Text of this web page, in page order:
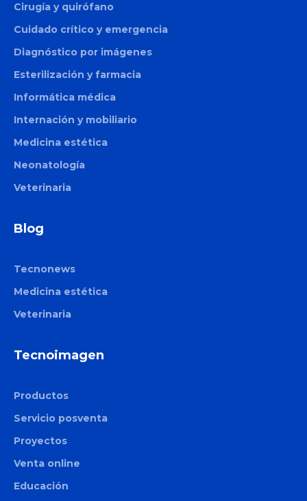
Cirugía y quirófano
Cuidado crítico y emergencia
Diagnóstico por imágenes
Esterilización y farmacia
Informática médica
Internación y mobiliario
Medicina estética
Neonatología
Veterinaria
Blog
Tecnonews
Medicina estética
Veterinaria
Tecnoimagen
Productos
Servicio posventa
Proyectos
Venta online
Educación